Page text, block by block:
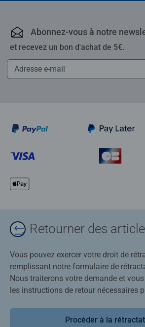
Abonnez-vous à notre
et recevez un bon d'achat de 5€.
Retourner des
Vous pouvez exercer votre droit de
remplissant notre formulaire de
Nous traiterons votre demande et
les instructions de retour nécessaires
Procéder à la